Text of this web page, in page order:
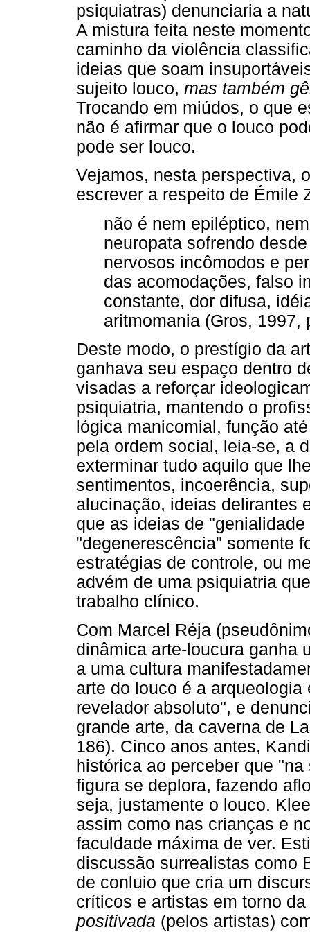
psiquiatras) denunciaria a
A mistura feita neste
caminho da violência
ideias que soam
sujeito louco, mas também
Trocando em miúdos, o que
não é afirmar que o louco
pode ser louco.
Vejamos, nesta perspectiva,
escrever a respeito de Émile
não é nem epiléptico,
neuropata sofrendo
nervosos incômodos e
das acomodações, falso
constante, dor difusa,
aritmomania (Gros, 1997,
Deste modo, o prestígio da
ganhava seu espaço dentro
visadas a reforçar
psiquiatria, mantendo o
lógica manicomial, função
pela ordem social, leia-se, a
exterminar tudo aquilo que
sentimentos, incoerência,
alucinação, ideias delirantes
que as ideias de
"degenerescência" somente
estratégias de controle, ou
advém de uma psiquiatria
trabalho clínico.
Com Marcel Réja
dinâmica arte-loucura ganha
a uma cultura
arte do louco é a
revelador absoluto", e
grande arte, da caverna de
186). Cinco anos antes,
histórica ao perceber que
figura se deplora, fazendo
seja, justamente o louco.
assim como nas crianças e
faculdade máxima de ver.
discussão surrealistas como
de conluio que cria um
críticos e artistas em torno
positivada (pelos artistas)